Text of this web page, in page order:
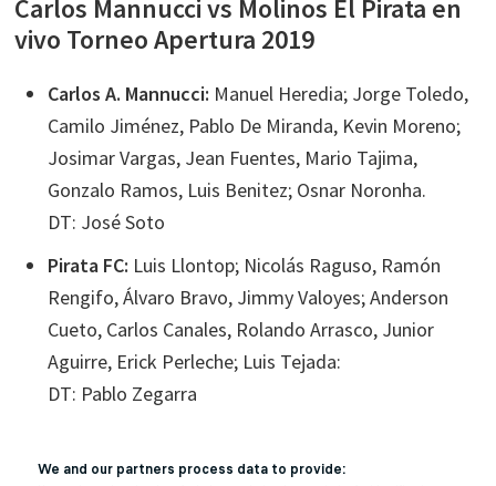
Carlos Mannucci vs Molinos El Pirata en
vivo Torneo Apertura 2019
Carlos A. Mannucci: Manuel Heredia; Jorge Toledo,
Camilo Jiménez, Pablo De Miranda, Kevin Moreno;
Josimar Vargas, Jean Fuentes, Mario Tajima,
Gonzalo Ramos, Luis Benitez; Osnar Noronha.
DT: José Soto
Pirata FC: Luis Llontop; Nicolás Raguso, Ramón
Rengifo, Álvaro Bravo, Jimmy Valoyes; Anderson
Cueto, Carlos Canales, Rolando Arrasco, Junior
Aguirre, Erick Perleche; Luis Tejada:
DT: Pablo Zegarra